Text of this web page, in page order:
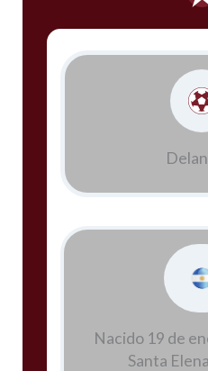
Nacido 19 de
Santa